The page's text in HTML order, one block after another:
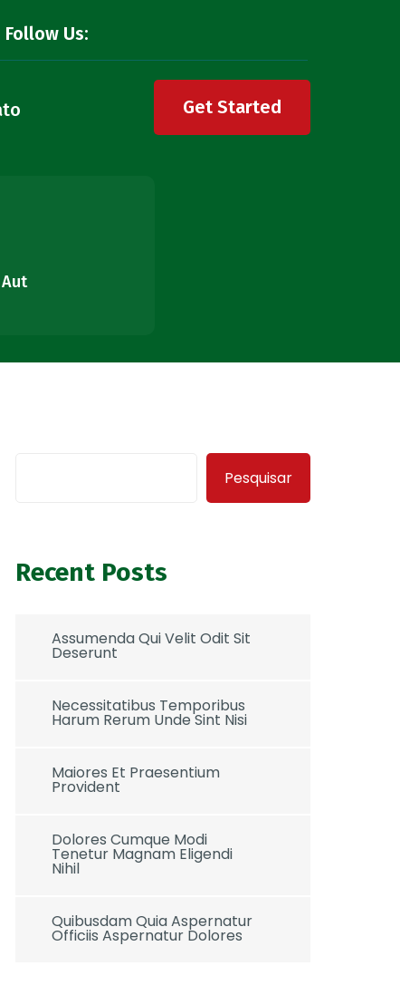
Follow Us:
Get Started
Pesquisar
Recent Posts
Assumenda Qui Velit Odit Sit
Deserunt
Necessitatibus Temporibus
Harum Rerum Unde Sint Nisi
Maiores Et Praesentium
Provident
Dolores Cumque Modi
Tenetur Magnam Eligendi
Nihil
Quibusdam Quia Aspernatur
Officiis Aspernatur Dolores